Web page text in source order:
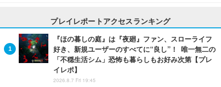
プレイレポートアクセスランキング
『ほの暮しの庭』は『夜廻』ファン、スローライフ
好き、新規ユーザーのすべてに“良し”！ 唯一無二の
「不穏生活シム」恐怖も暮らしもお好み次第【プレ
イレポ】
2026.8.7 Fri 19:45